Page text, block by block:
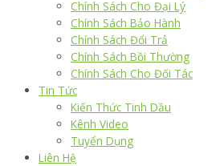
Chính Sách Cho Đại Lý
Chính Sách Bảo Hành
Chính Sách Đổi Trả
Chính Sách Bồi Thường
Chính Sách Cho Đối Tác
Tin Tức
Kiến Thức Tinh Dầu
Kênh Video
Tuyển Dụng
Liên Hệ